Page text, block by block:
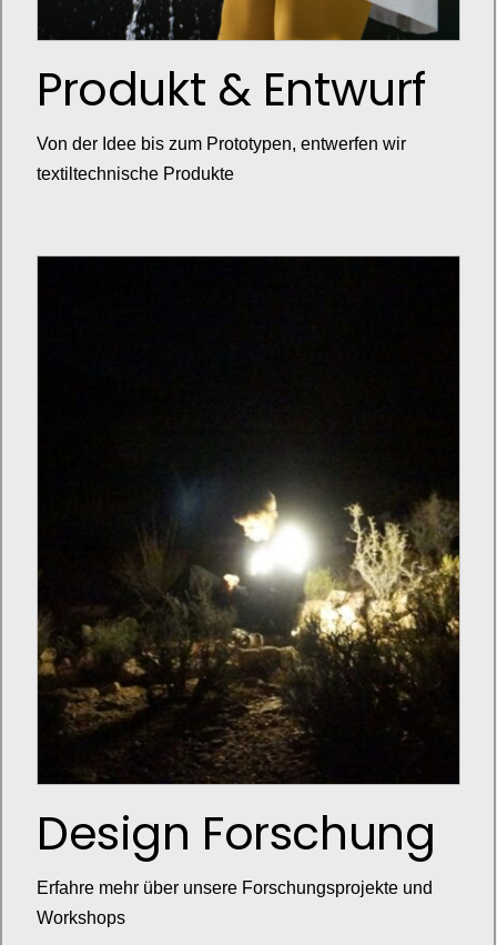
Produkt & Entwurf
Von der Idee bis zum Prototypen, entwerfen wir
textiltechnische Produkte
Design Forschung
Erfahre mehr über unsere Forschungsprojekte und
Workshops